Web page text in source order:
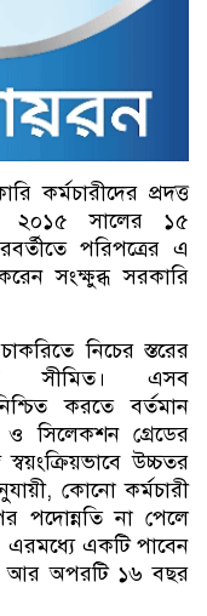
কর্মচারীদের প্রদত্ত
২০১৫ সালের ১৫
পরিপত্রের এ
সংক্ষুব্ধ সরকারি
নিচের স্তরের
সীমিত। এসব
করতে বর্তমান
সিলেকশন গ্রেডের
উচ্চতর
কোনো কর্মচারী
পদোন্নতি না পেলে
এরমধ্যে একটি পাবেন
আর অপরটি ১৬ বছর